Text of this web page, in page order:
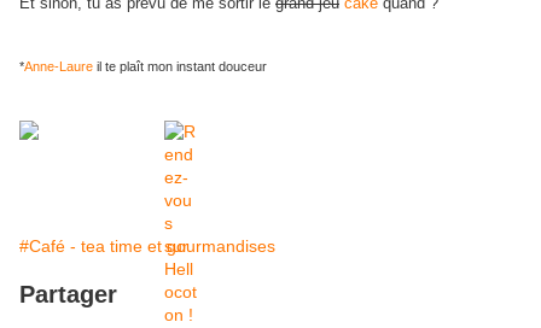
*Anne-Laure il te plaît mon instant douceur
#Café - tea time et gourmandises
Partager